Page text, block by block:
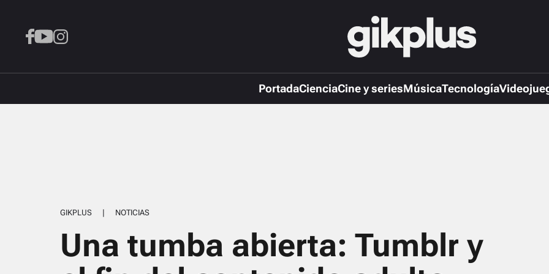
PortadaCienciaCine y seriesMúsicaTecnología
GIKPLUS | NOTICIAS
Una tumba abierta: Tumblr y